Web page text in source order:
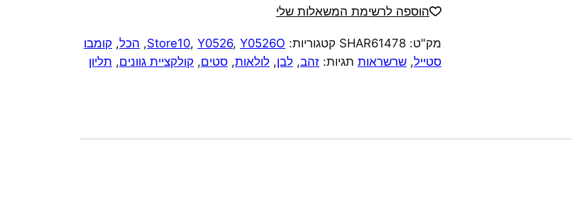
קולקציית
שרשרת
פעמון
הוספה לרשימת המשאלות שלי
מק"ט: SHAR61478 קטגוריות: Store10, Y0526, Y0526O
, הכל, קומבו
סטייל, שרשראות תגיות: זהב, לבן, לולאות, סטים, קולקציית גוונים, תליון